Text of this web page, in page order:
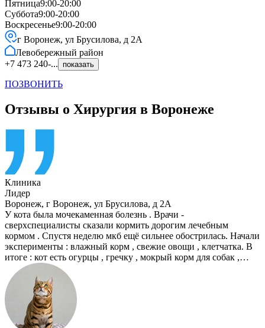
Пятница9:00-20:00
Суббота9:00-20:00
Воскресенье9:00-20:00
г Воронеж, ул Брусилова, д 2А
Левобережный район
+7 473 240-...
показать
ПОЗВОНИТЬ
Отзывы о Хирургия в Воронеже
Клиника
Лидер
Воронеж, г Воронеж, ул Брусилова, д 2А
У кота была мочекаменная болезнь . Врачи -
сверхспециалисты сказали кормить дорогим лечебным
кормом . Спустя неделю мкб ещё сильнее обострилась. Начали
эксперименты : влажный корм , свежие овощи , клетчатка. В
итоге : кот есть огурцы , гречку , мокрый корм для собак ,…